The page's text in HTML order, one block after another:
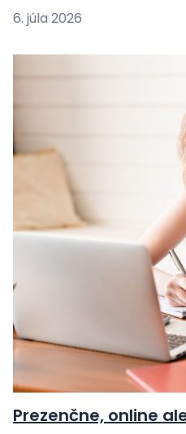
6. júla 2026
Prezenčne, online